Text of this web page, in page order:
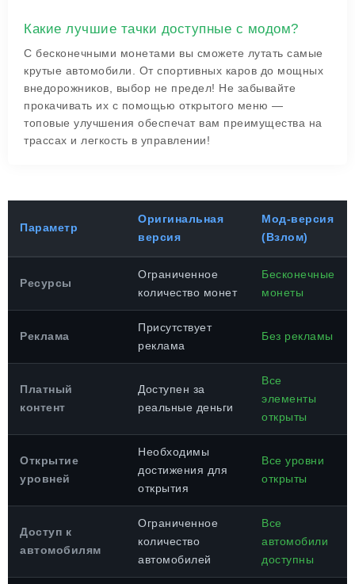
Какие лучшие тачки доступные с модом?
С бесконечными монетами вы сможете лутать самые
крутые автомобили. От спортивных каров до мощных
внедорожников, выбор не предел! Не забывайте
прокачивать их с помощью открытого меню —
топовые улучшения обеспечат вам преимущества на
трассах и легкость в управлении!
Параметр
Оригинальная
версия
Мод-версия
(Взлом)
Ресурсы
Ограниченное
количество монет
Бесконечные
монеты
Реклама
Присутствует
реклама
Без рекламы
Платный
контент
Доступен за
реальные деньги
Все
элементы
открыты
Открытие
уровней
Необходимы
достижения для
открытия
Все уровни
открыты
Доступ к
автомобилям
Ограниченное
количество
автомобилей
Все
автомобили
доступны